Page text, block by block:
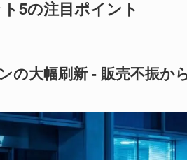
5の注目ポイント
の大幅刷新 - 販売不振か